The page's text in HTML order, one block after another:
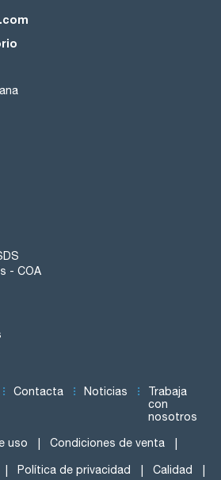
- COA
Contacta Noticias
Trabaja
con
nosotros
uso Condiciones de venta
Política de privacidad Calidad